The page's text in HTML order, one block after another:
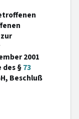
2001
des §73
Beschluß